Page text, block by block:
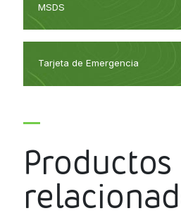
MSDS
Tarjeta de Emergencia
Productos